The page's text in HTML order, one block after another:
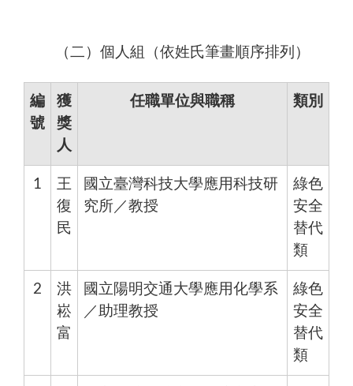
（二）個人組（依姓氏筆畫順序排列）
編
號
獲
獎
人
任職單位與職稱 類別
1
王
復
民
國立臺灣科技大學應用科技研
究所／教授
綠色
安全
替代
類
2
洪
崧
富
國立陽明交通大學應用化學系
／助理教授
綠色
安全
替代
類